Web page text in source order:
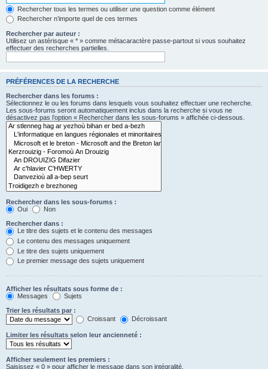
Rechercher tous les termes ou utiliser une question comme élément
Rechercher n’importe quel de ces termes
Rechercher par auteur :
Utilisez un astérisque « * » comme métacaractère passe-partout si vous souhaitez
effectuer des recherches partielles.
PRÉFÉRENCES DE LA RECHERCHE
Rechercher dans les forums :
Sélectionnez le ou les forums dans lesquels vous souhaitez effectuer une recherche.
Les sous-forums seront automatiquement inclus dans la recherche si vous ne
désactivez pas l’option « Rechercher dans les sous-forums » affichée ci-dessous.
Rechercher dans les sous-forums :
Oui
Non
Rechercher dans :
Le titre des sujets et le contenu des messages
Le contenu des messages uniquement
Le titre des sujets uniquement
Le premier message des sujets uniquement
Afficher les résultats sous forme de :
Messages
Sujets
Trier les résultats par :
Croissant
Décroissant
Limiter les résultats selon leur ancienneté :
Afficher seulement les premiers :
Saisissez « 0 » pour afficher le message dans son intégralité.